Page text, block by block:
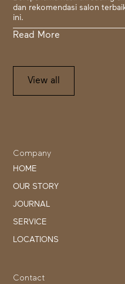
dan rekomendasi salon
ini.
Read More
View all
Company
HOME
OUR STORY
JOURNAL
SERVICE
LOCATIONS
Contact